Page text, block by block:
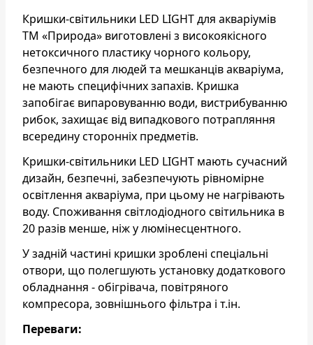
Кришки-світильники LED LIGHT для акваріумів
ТМ «Природа» виготовлені з високоякісного
нетоксичного пластику чорного кольору,
безпечного для людей та мешканців акваріума,
не мають специфічних запахів. Кришка
запобігає випаровуванню води, вистрибуванню
рибок, захищає від випадкового потрапляння
всередину сторонніх предметів.
Кришки-світильники LED LIGHT мають сучасний
дизайн, безпечні, забезпечують рівномірне
освітлення акваріума, при цьому не нагрівають
воду. Споживання світлодіодного світильника в
20 разів менше, ніж у люмінесцентного.
У задній частині кришки зроблені спеціальні
отвори, що полегшують установку додаткового
обладнання - обігрівача, повітряного
компресора, зовнішнього фільтра і т.ін.
Переваги: